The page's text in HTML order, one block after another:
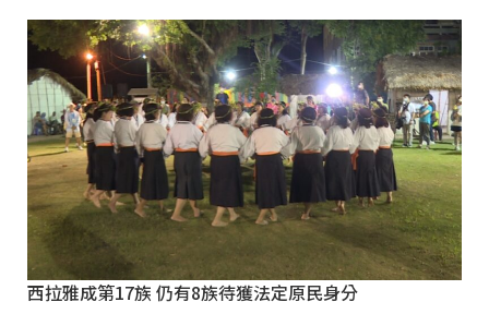
西拉雅成第17族 仍有8族待獲法定原民身分